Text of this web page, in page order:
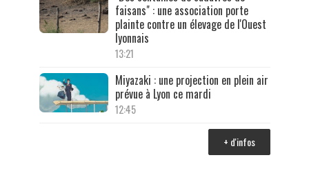
faisans" : une association porte
plainte contre un élevage de l'Ouest
lyonnais
13:21
Miyazaki : une projection en plein air
prévue à Lyon ce mardi
12:45
+ d'infos